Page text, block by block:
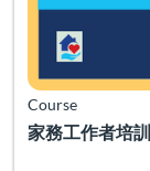
家務工作者培
Course